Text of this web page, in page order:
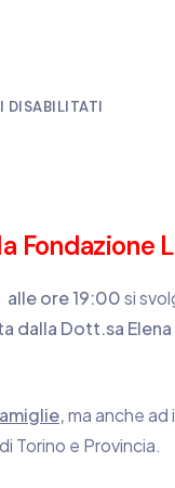
DISABILITATI
Fondazione
alle ore 19:00si
dalla Dott.sa
,ma anche
Torino e Provincia.